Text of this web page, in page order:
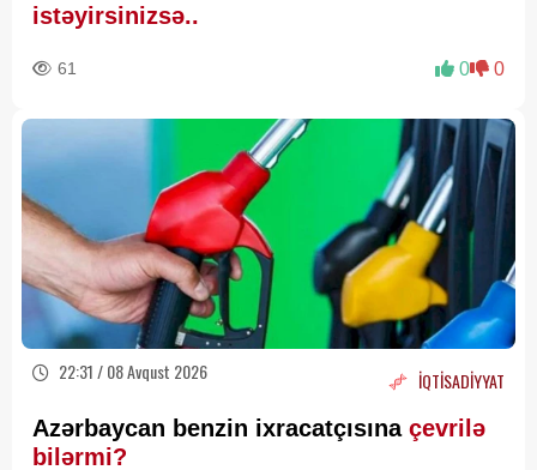
istəyirsinizsə..
61 0 0
22:31 / 08 Avqust 2026 İQTİSADİYYAT
Azərbaycan benzin ixracatçısınaçevrilə
bilərmi?